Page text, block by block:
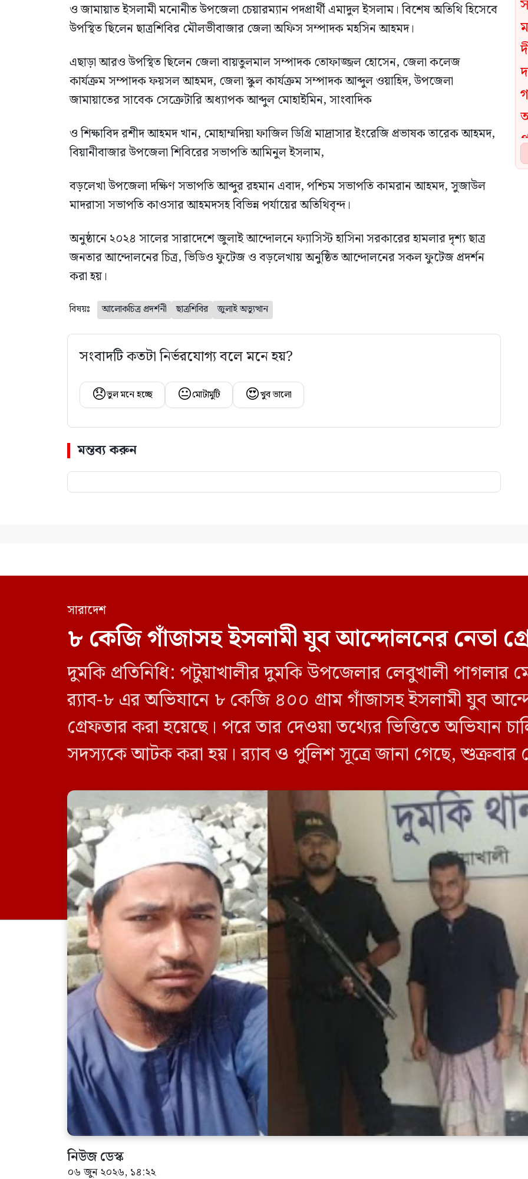
ও জামায়াত ইসলামী মনোনীত উপজেলা চেয়ারম্যান পদপ্রার্থী এমাদুল ইসলাম। বিশেষ অতিথি হিসেবে
উপস্থিত ছিলেন ছাত্রশিবির মৌলভীবাজার জেলা অফিস সম্পাদক মহসিন আহমদ।
এছাড়া আরও উপস্থিত ছিলেন জেলা বায়তুলমাল সম্পাদক তোফাজ্জল হোসেন, জেলা কলেজ
কার্যক্রম সম্পাদক ফয়সল আহমদ, জেলা স্কুল কার্যক্রম সম্পাদক আব্দুল ওয়াহিদ, উপজেলা
জামায়াতের সাবেক সেক্রেটারি অধ্যাপক আব্দুল মোহাইমিন, সাংবাদিক
ও শিক্ষাবিদ রশীদ আহমদ খান, মোহাম্মদিয়া ফাজিল ডিগ্রি মাদ্রাসার ইংরেজি প্রভাষক তারেক আহমদ,
বিয়ানীবাজার উপজেলা শিবিরের সভাপতি আমিনুল ইসলাম,
বড়লেখা উপজেলা দক্ষিণ সভাপতি আব্দুর রহমান এবাদ, পশ্চিম সভাপতি কামরান আহমদ, সুজাউল
মাদরাসা সভাপতি কাওসার আহমদসহ বিভিন্ন পর্যায়ের অতিথিবৃন্দ।
অনুষ্ঠানে ২০২৪ সালের সারাদেশে জুলাই আন্দোলনে ফ্যাসিস্ট হাসিনা সরকারের হামলার দৃশ্য ছাত্র
জনতার আন্দোলনের চিত্র, ভিডিও ফুটেজ ও বড়লেখায় অনুষ্ঠিত আন্দোলনের সকল ফুটেজ প্রদর্শন
করা হয়।
বিষয়ঃ আলোকচিত্র প্রদর্শনী ছাত্রশিবির জুলাই অভ্যুত্থান
সংবাদটি কতটা নির্ভরযোগ্য বলে মনে হয়?
😞ভুল মনে হচ্ছে 😐মোটামুটি 😍খুব ভালো
মন্তব্য করুন
সারাদেশ
৮ কেজি গাঁজাসহ ইসলামী যুব আন্দোলনের নেতা
দুমকি প্রতিনিধি: পটুয়াখালীর দুমকি উপজেলার লেবুখালী পাগলার
র‍্যাব-৮ এর অভিযানে ৮ কেজি ৪০০ গ্রাম গাঁজাসহ ইসলামী যুব
গ্রেফতার করা হয়েছে। পরে তার দেওয়া তথ্যের ভিত্তিতে অভিযান
সদস্যকে আটক করা হয়। র‍্যাব ও পুলিশ সূত্রে জানা গেছে, শুক্রবার
নিউজ ডেস্ক
০৬ জুন ২০২৬, ১৪:২২